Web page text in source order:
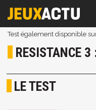
Test également disponible
RESISTANCE 3
LE TEST